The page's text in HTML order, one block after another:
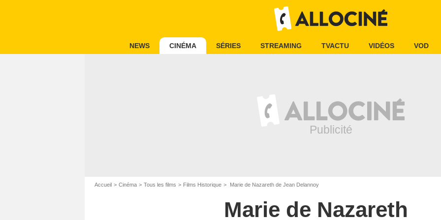
NEWS CINÉMA SÉRIES STREAMING TVACTU VIDÉOS VOD
Accueil Cinéma Tous les films Films Historique Marie de Nazareth de Jean Delannoy
Marie de Nazareth